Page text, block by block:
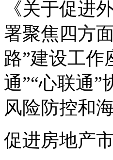
《关于促进
署聚焦四方
路”建设工作
通”“心联通
风险防控和
促进房地产